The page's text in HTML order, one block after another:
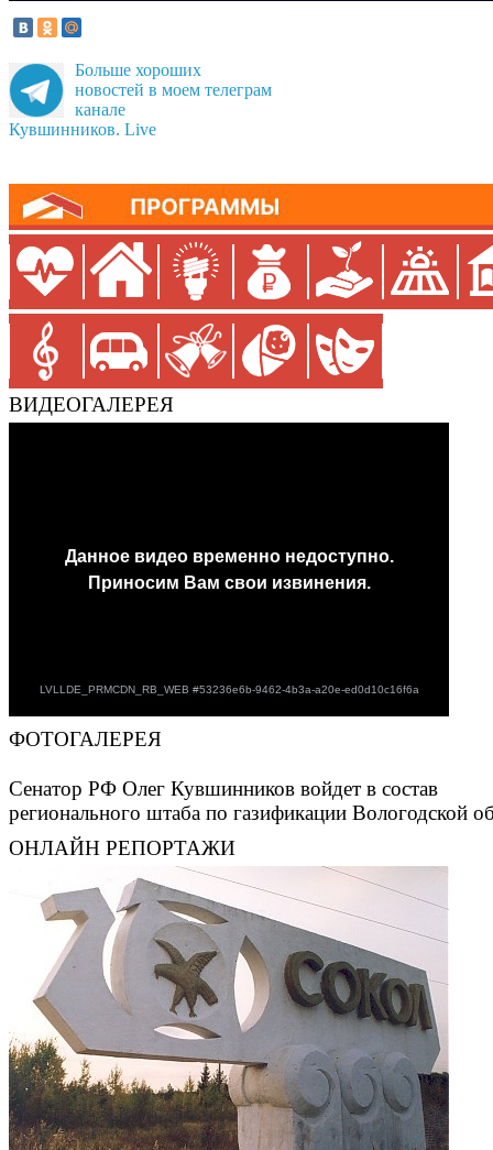
Больше хороших
новостей в моем телеграм
канале
Кувшинников. Live
ВИДЕОГАЛЕРЕЯ
ФОТОГАЛЕРЕЯ
Сенатор РФ Олег Кувшинников войдет в состав
регионального штаба по газификации Вологодской
ОНЛАЙН РЕПОРТАЖИ